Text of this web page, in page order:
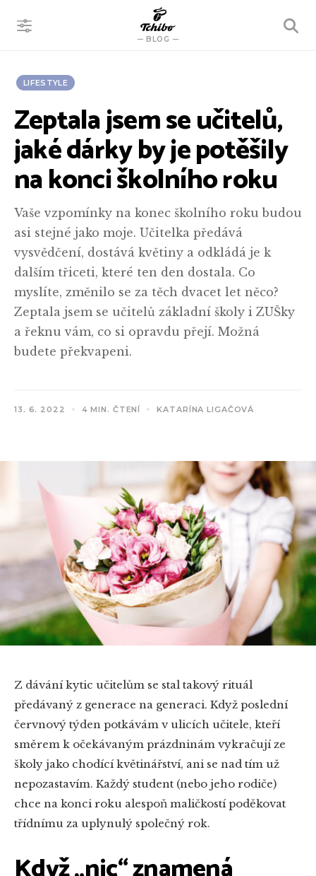
BLOG
VYHLEDÁVÁNÍ
LIFESTYLE
Zeptala jsem se učitelů,
jaké dárky by je potěšily
na konci školního roku
Vaše vzpomínky na konec školního roku budou
asi stejné jako moje. Učitelka předává
vysvědčení, dostává květiny a odkládá je k
dalším třiceti, které ten den dostala. Co
myslíte, změnilo se za těch dvacet let něco?
Zeptala jsem se učitelů základní školy i ZUŠky
a řeknu vám, co si opravdu přejí. Možná
budete překvapeni.
13. 6. 2022 4 MIN. ČTENÍ KATARÍNA LIGAČOVÁ
Z dávání kytic učitelům se stal takový rituál
předávaný z generace na generaci. Když poslední
červnový týden potkávám v ulicích učitele, kteří
směrem k očekávaným prázdninám vykračují ze
školy jako chodící květinářství, ani se nad tím už
nepozastavím. Každý student (nebo jeho rodiče)
chce na konci roku alespoň maličkostí poděkovat
třídnímu za uplynulý společný rok.